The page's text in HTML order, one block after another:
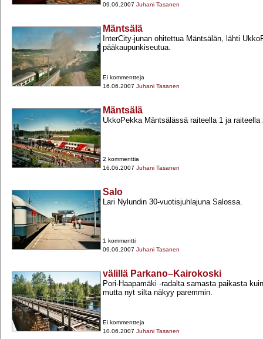
09.06.2007 Juhani Tasanen
Mäntsälä
InterCity-​junan ohitettua Mäntsälän, lähti
pääkaupunkiseutua.
Ei kommentteja
16.06.2007 Juhani Tasanen
Mäntsälä
UkkoPekka Mäntsälässä raiteella 1 ja raiteella
2 kommenttia
16.06.2007 Juhani Tasanen
Salo
Lari Nylundin 30-​vuotisjuhlajuna Salossa.
1 kommentti
09.06.2007 Juhani Tasanen
välillä Parkano–Kairokoski
Pori-​Haapamäki -​radalta samasta paikasta
mutta nyt silta näkyy paremmin.
Ei kommentteja
10.06.2007 Juhani Tasanen